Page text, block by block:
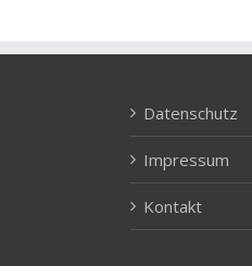
Datenschutz
Impressum
Kontakt